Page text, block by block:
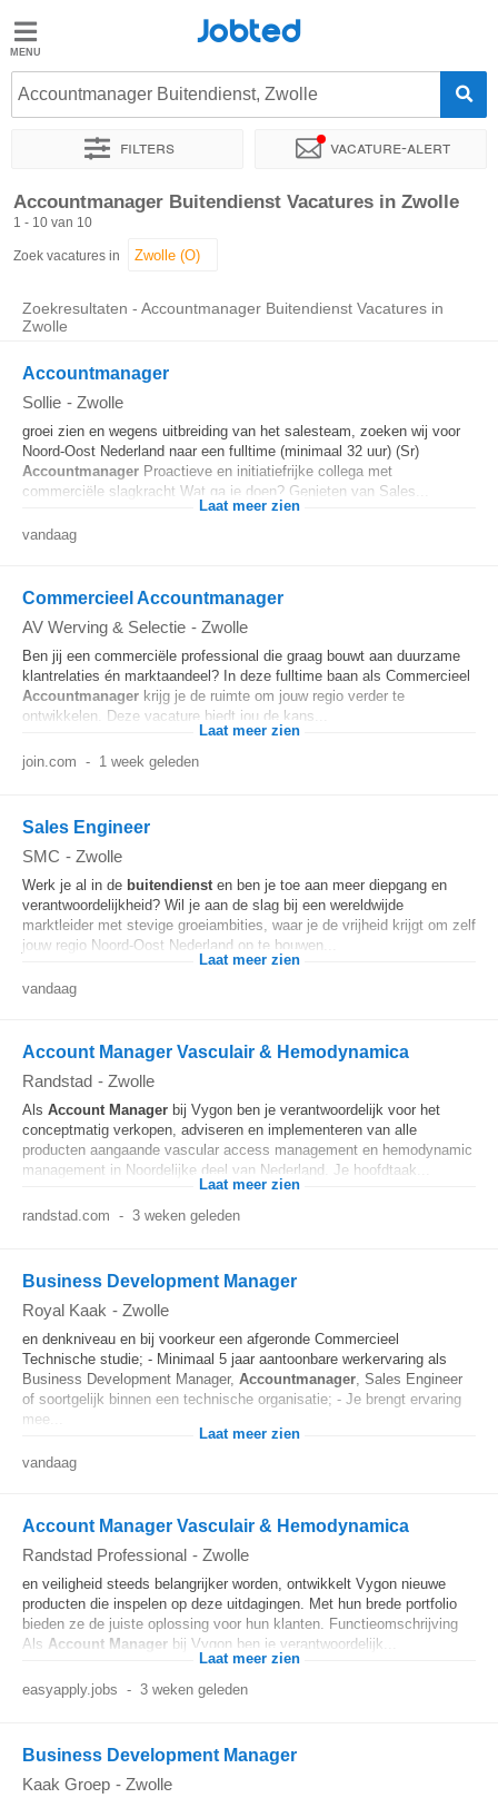
Jobted
Vacatures
Salarissen
Jobted
Accountmanager Buitendienst, Zwolle
Filters Vacature-alert
Sorteer op Exacte locatie Uitzendbureau Soort
Accountmanager Buitendienst Vacatures in Zwolle
1 - 10 van 10
Zoek vacatures in
Zoekresultaten - Accountmanager Buitendienst Vacatures in
Zwolle
Accountmanager
Sollie - Zwolle
groei zien en wegens uitbreiding van het salesteam, zoeken wij voor
Noord-Oost Nederland naar een fulltime (minimaal 32 uur) (Sr)
Accountmanager Proactieve en initiatiefrijke collega met
commerciële slagkracht Wat ga je doen? Genieten van Sales...
Laat meer zien
vandaag
Commercieel Accountmanager
AV Werving & Selectie - Zwolle
Ben jij een commerciële professional die graag bouwt aan duurzame
klantrelaties én marktaandeel? In deze fulltime baan als Commercieel
Accountmanager krijg je de ruimte om jouw regio verder te
ontwikkelen. Deze vacature biedt jou de kans...
Laat meer zien
join.com - 1 week geleden
Sales Engineer
SMC - Zwolle
Werk je al in de buitendiensten ben je toe aan meer diepgang en
verantwoordelijkheid? Wil je aan de slag bij een wereldwijde
marktleider met stevige groeiambities, waar je de vrijheid krijgt om zelf
jouw regio Noord-Oost Nederland op te bouwen...
Laat meer zien
vandaag
Account Manager Vasculair & Hemodynamica
Randstad - Zwolle
Als Account Manager bij Vygon ben je verantwoordelijk voor het
conceptmatig verkopen, adviseren en implementeren van alle
producten aangaande vascular access management en hemodynamic
management in Noordelijke deel van Nederland. Je hoofdtaak...
Laat meer zien
randstad.com - 3 weken geleden
Business Development Manager
Royal Kaak - Zwolle
en denkniveau en bij voorkeur een afgeronde Commercieel
Technische studie; - Minimaal 5 jaar aantoonbare werkervaring als
Business Development Manager, Accountmanager, Sales Engineer
of soortgelijk binnen een technische organisatie; - Je brengt ervaring
mee...
Laat meer zien
vandaag
Account Manager Vasculair & Hemodynamica
Randstad Professional - Zwolle
en veiligheid steeds belangrijker worden, ontwikkelt Vygon nieuwe
producten die inspelen op deze uitdagingen. Met hun brede portfolio
bieden ze de juiste oplossing voor hun klanten. Functieomschrijving
Als Account Manager bij Vygon ben je verantwoordelijk...
Laat meer zien
easyapply.jobs - 3 weken geleden
Business Development Manager
Kaak Groep - Zwolle